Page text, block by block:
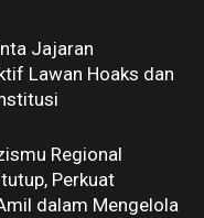
Jajaran
Lawan Hoaks dan
Regional
Perkuat
dalam Mengelola